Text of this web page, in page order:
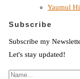
Yaumul
Subscribe
Subscribe my
Let's stay updated!